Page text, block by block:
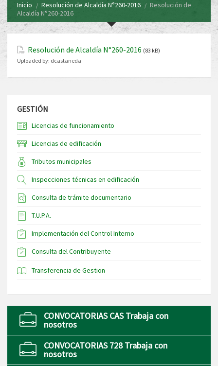
Inicio Resolución de Alcaldía N°260-2016
Resolución de
Alcaldía N°260-2016
Resolución de Alcaldía N°260-2016 (83 kB)
Uploaded by: dcastaneda
GESTIÓN
Licencias de funcionamiento
Licencias de edificación
Tributos municipales
Inspecciones técnicas en edificación
Consulta de trámite documentario
T.U.P.A.
Implementación del Control Interno
Consulta del Contribuyente
Transferencia de Gestion
CONVOCATORIAS CAS Trabaja con
nosotros
CONVOCATORIAS 728 Trabaja con
nosotros